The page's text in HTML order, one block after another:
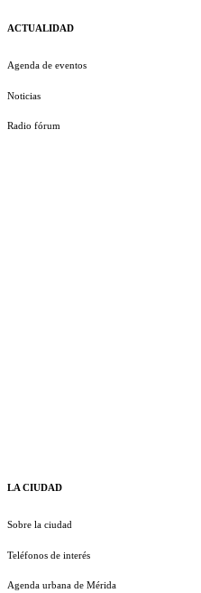
ACTUALIDAD
Agenda de eventos
Noticias
Radio fórum
LA CIUDAD
Sobre la ciudad
Teléfonos de interés
Agenda urbana de Mérida